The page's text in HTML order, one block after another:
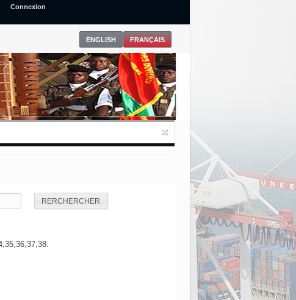
Connexion
RERCHERCHER